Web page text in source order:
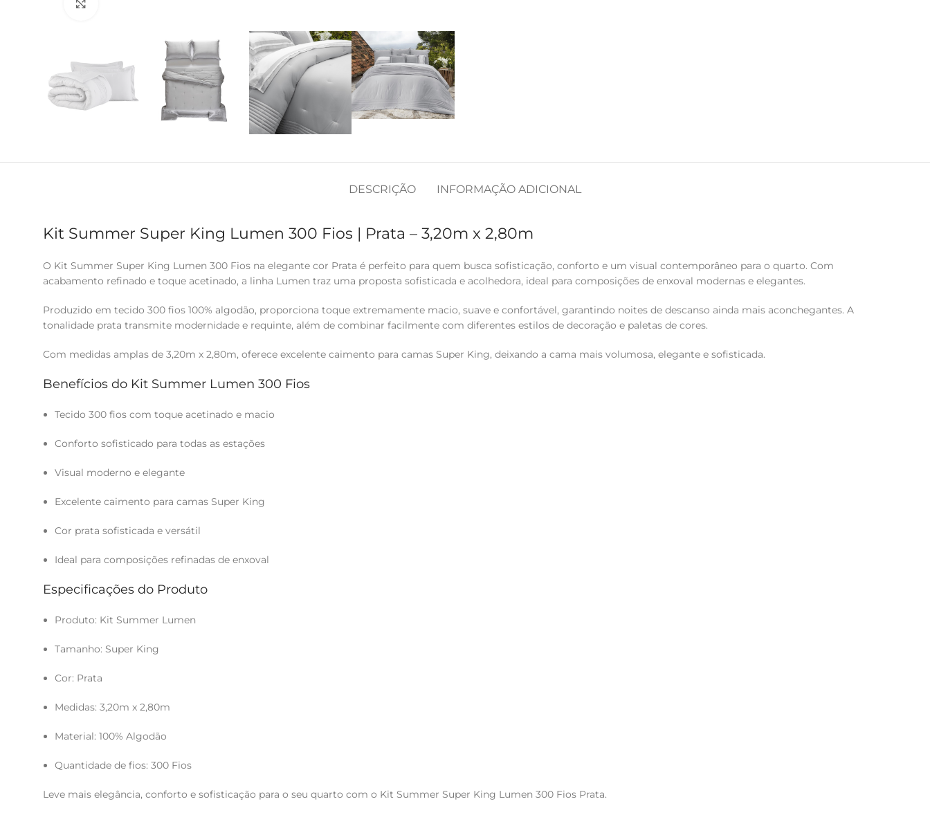
DESCRIÇÃO INFORMAÇÃO ADICIONAL
Kit Summer Super King Lumen 300 Fios | Prata – 3,20m x 2,80m
O Kit Summer Super King Lumen 300 Fios na elegante cor Prata é perfeito para quem busca sofisticação, conforto e um visual contemporâneo para o quarto. Com
acabamento refinado e toque acetinado, a linha Lumen traz uma proposta sofisticada e acolhedora, ideal para composições de enxoval modernas e elegantes.
Produzido em tecido 300 fios 100% algodão, proporciona toque extremamente macio, suave e confortável, garantindo noites de descanso ainda mais aconchegantes. A
tonalidade prata transmite modernidade e requinte, além de combinar facilmente com diferentes estilos de decoração e paletas de cores.
Com medidas amplas de 3,20m x 2,80m, oferece excelente caimento para camas Super King, deixando a cama mais volumosa, elegante e sofisticada.
Benefícios do Kit Summer Lumen 300 Fios
Tecido 300 fios com toque acetinado e macio
Conforto sofisticado para todas as estações
Visual moderno e elegante
Excelente caimento para camas Super King
Cor prata sofisticada e versátil
Ideal para composições refinadas de enxoval
Especificações do Produto
Produto: Kit Summer Lumen
Tamanho: Super King
Cor: Prata
Medidas: 3,20m x 2,80m
Material: 100% Algodão
Quantidade de fios: 300 Fios
Leve mais elegância, conforto e sofisticação para o seu quarto com o Kit Summer Super King Lumen 300 Fios Prata.